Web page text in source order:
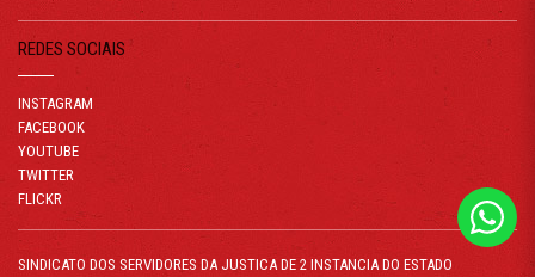
REDES SOCIAIS
INSTAGRAM
FACEBOOK
YOUTUBE
TWITTER
FLICKR
SINDICATO DOS SERVIDORES DA JUSTICA DE 2 INSTANCIA DO ESTADO